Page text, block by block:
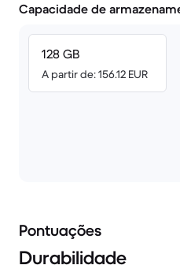
Capacidade de
128 GB
A partir de: 156.12 EUR
Pontuações
Durabilidade